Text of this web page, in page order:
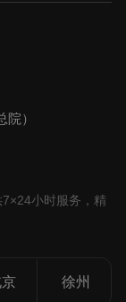
）
小时服务，精
徐州